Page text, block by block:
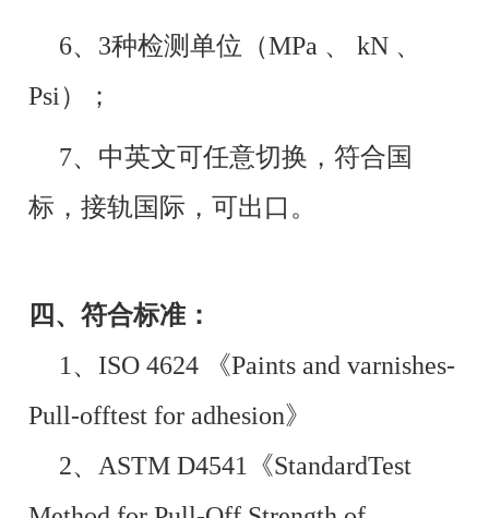
6、3种检测单位（MPa 、 kN 、
Psi）；
7、中英文可任意切换，符合国
标，接轨国际，可出口。
四、符合标准：
1、ISO 4624 《Paints and varnishes-
Pull-offtest for adhesion》
2、ASTM D4541《StandardTest